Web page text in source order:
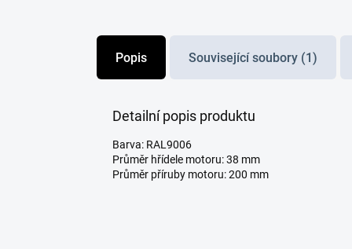
Popis Související soubory (1)
Detailní popis produktu
Barva: RAL9006
Průměr hřídele motoru: 38 mm
Průměr příruby motoru: 200 mm